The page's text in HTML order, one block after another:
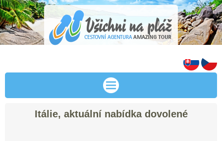
Itálie, aktuální nabídka dovolené